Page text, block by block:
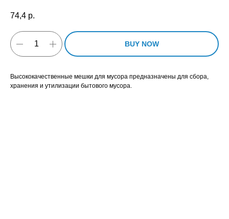
74,4 р.
BUY NOW
Высококачественные мешки для мусора предназначены для сбора,
хранения и утилизации бытового мусора.